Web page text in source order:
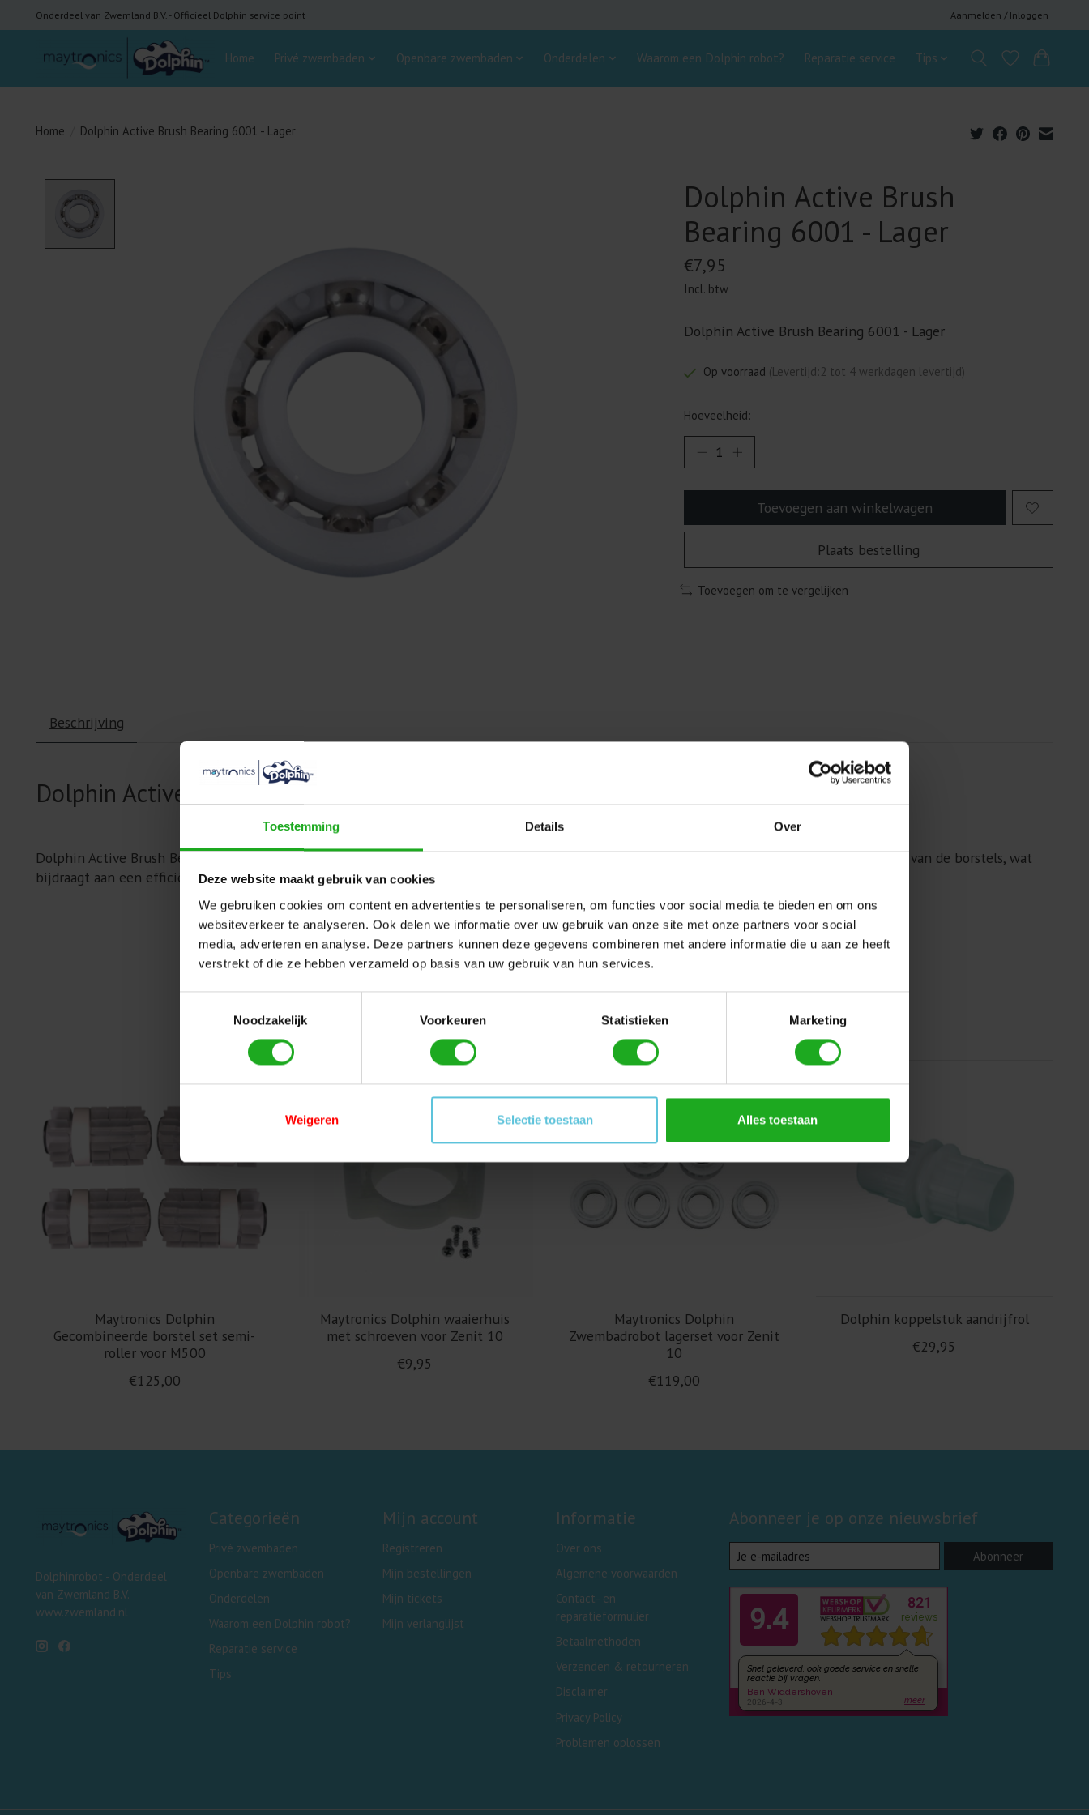
Toestemming Details Over
Deze website maakt gebruik van cookies
We gebruiken cookies om content en advertenties te personaliseren, om functies voor social media te bieden en om ons
websiteverkeer te analyseren. Ook delen we informatie over uw gebruik van onze site met onze partners voor social
media, adverteren en analyse. Deze partners kunnen deze gegevens combineren met andere informatie die u aan ze heeft
verstrekt of die ze hebben verzameld op basis van uw gebruik van hun services.
Noodzakelijk
Voorkeuren Statistieken Marketing
Weigeren Selectie toestaan Alles toestaan
Onderdeel van Zwemland B.V. - Officieel Dolphin service point Aanmelden / Inloggen
Home Privé zwembaden Openbare zwembaden Onderdelen Waarom een Dolphin robot? Reparatie service Tips
Home Dolphin Active Brush Bearing 6001 - Lager
Dolphin Active Brush
Bearing 6001 - Lager
€7,95
Incl. btw
Dolphin Active Brush Bearing 6001 - Lager
Op voorraad (Levertijd:2 tot 4 werkdagen levertijd)
Hoeveelheid:
Toevoegen aan winkelwagen
Plaats bestelling
Toevoegen om te vergelijken
Beschrijving
Dolphin Active Brush Bearing 6001 - Lager
Dolphin Active Brush Bearing 6001: Een lagertje voor de actieve borstels van een Dolphin zwembadrobot. Het zorgt voor een soepele draaiing van de borstels, wat
bijdraagt aan een efficiënte reiniging van het zwembad.
Dit vind je misschien ook leuk
Maytronics Dolphin
Gecombineerde borstel set semi-
roller voor M500
€125,00
Maytronics Dolphin waaierhuis
met schroeven voor Zenit 10
€9,95
Maytronics Dolphin
Zwembadrobot lagerset voor Zenit
10
€119,00
Dolphin koppelstuk aandrijfrol
€29,95
Dolphinrobot - Onderdeel
van Zwemland B.V.
www.zwemland.nl
Categorieën
Privé zwembaden
Openbare zwembaden
Onderdelen
Waarom een Dolphin robot?
Reparatie service
Tips
Mijn account
Registreren
Mijn bestellingen
Mijn tickets
Mijn verlanglijst
Informatie
Over ons
Algemene voorwaarden
Contact- en
reparatieformulier
Betaalmethoden
Verzenden & retourneren
Disclaimer
Privacy Policy
Problemen oplossen
Abonneer je op onze nieuwsbrief
Abonneer